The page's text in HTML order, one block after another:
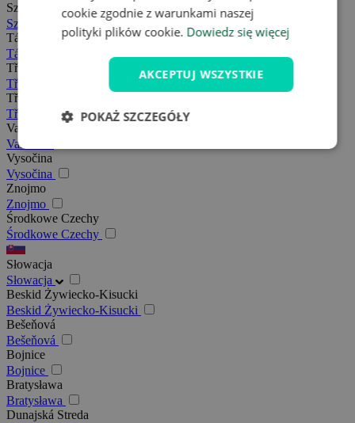
Szumawa
Szumawa
Tábor
Tábor
Třeboňsko
Třeboňsko
Třebíč
Třebíč
Valašsko
Valašsko
Vysočina
Vysočina
Znojmo
Znojmo
Środkowe Czechy
Środkowe Czechy
Słowacja
Słowacja
Beskid Żywiecko-Kisucki
Beskid Żywiecko-Kisucki
Bešeňová
Bešeňová
Bojnice
Bojnice
Bratysława
Bratysława
Dunajská Streda
cookie zgodnie z warunkami naszej
polityki plików cookie. Dowiedz się więcej
AKCEPTUJ WSZYSTKIE
POKAŻ SZCZEGÓŁY